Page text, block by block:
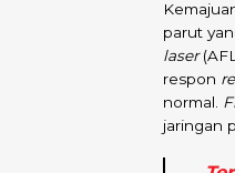
parut
laser
respon
normal.
jaringan